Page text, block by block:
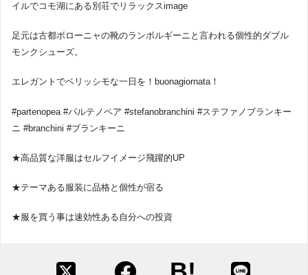
イルでコモ湖にある別荘でリラックスimage
足元は古都ボローニャの靴のランボルギーニと言われる個性的ダブル
モンクシューズ。
エレガントでベリッシモな一日を！buonagiornata！
#partenopea #パルテノペア #stefanobranchini #ステファノブランキー
ニ #branchini #ブランキーニ
★高品質な洋服はセルフイメージ飛躍的UP
★テーマある服装に品格と個性が宿る
★服を買う事は速効性ある自分への投資